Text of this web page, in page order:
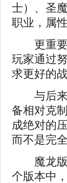
士）、圣
职业，属
更重要
玩家通过
求更好的
与后来
备相对克
成绝对的
而不是完
魔龙版
个版本中